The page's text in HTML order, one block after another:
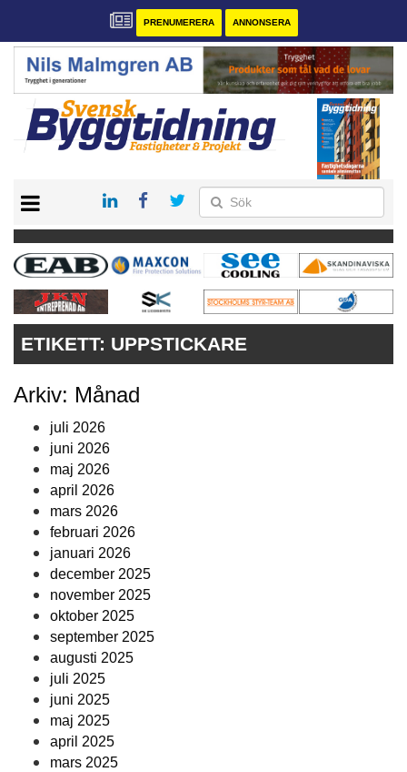
PRENUMERERA ANNONSERA
PRENUMERERA
VÅRA ANDRA MAGASIN
ANNONSERA
KONTAKT
ETIKETT: UPPSTICKARE
Arkiv: Månad
juli 2026
juni 2026
maj 2026
april 2026
mars 2026
februari 2026
januari 2026
december 2025
november 2025
oktober 2025
september 2025
augusti 2025
juli 2025
juni 2025
maj 2025
april 2025
mars 2025